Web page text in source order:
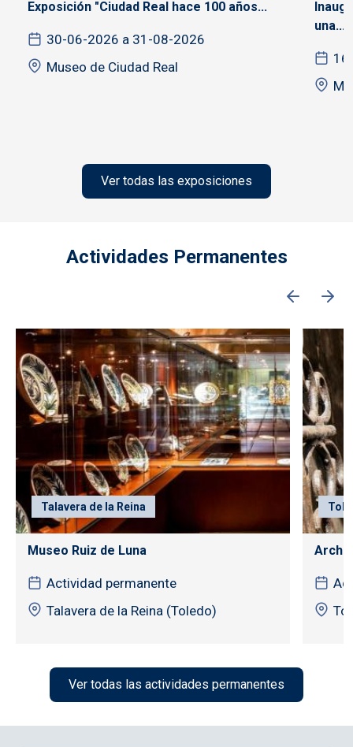
Exposición "Ciudad Real hace 100 años...
30-06-2026 a 31-08-2026
Museo de Ciudad Real
una...
Ver todas las exposiciones
Actividades Permanentes
Talavera de la Reina
Museo Ruiz de Luna
Actividad permanente
Talavera de la Reina (Toledo)
Ver todas las actividades permanentes